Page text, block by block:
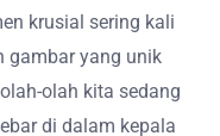
krusial sering kali
gambar yang unik
olah kita sedang
di dalam kepala